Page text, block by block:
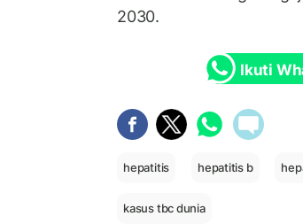
2030.
Ikuti
hepatitis hepatitis b
kasus tbc dunia